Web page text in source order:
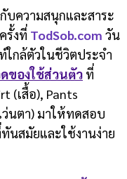
ความสนุกและสาระ
รั้งที่ TodSob.com วัน
กล้ตัวในชีวิตประจำ
ของใช้ส่วนตัว ที่
(เสื้อ), Pants
ว่นตา) มาให้ทดสอบ
นสมัยและใช้งานง่าย